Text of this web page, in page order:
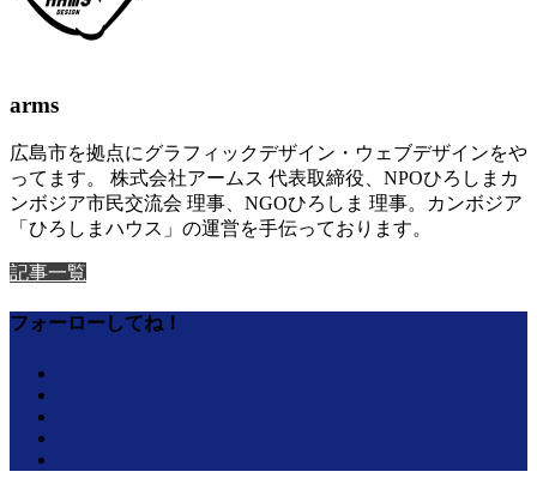
arms
広島市を拠点にグラフィックデザイン・ウェブデザインをや
ってます。 株式会社アームス 代表取締役、NPOひろしまカ
ンボジア市民交流会 理事、NGOひろしま 理事。カンボジア
「ひろしまハウス」の運営を手伝っております。
記事一覧
フォーローしてね！